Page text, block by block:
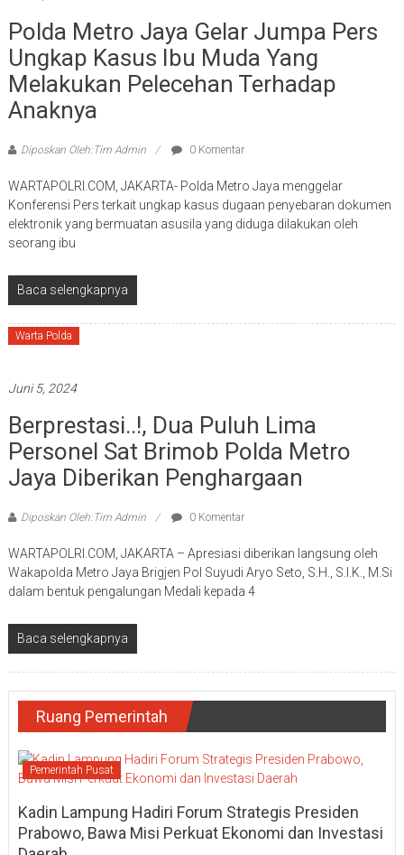
Polda Metro Jaya Gelar Jumpa Pers
Ungkap Kasus Ibu Muda Yang
Melakukan Pelecehan Terhadap
Anaknya
Diposkan Oleh:Tim Admin 0 Komentar
WARTAPOLRI.COM, JAKARTA- Polda Metro Jaya menggelar
Konferensi Pers terkait ungkap kasus dugaan penyebaran dokumen
elektronik yang bermuatan asusila yang diduga dilakukan oleh
seorang ibu
Baca selengkapnya
Warta Polda
Juni 5, 2024
Berprestasi..!, Dua Puluh Lima
Personel Sat Brimob Polda Metro
Jaya Diberikan Penghargaan
Diposkan Oleh:Tim Admin 0 Komentar
WARTAPOLRI.COM, JAKARTA – Apresiasi diberikan langsung oleh
Wakapolda Metro Jaya Brigjen Pol Suyudi Aryo Seto, S.H., S.I.K., M.Si
dalam bentuk pengalungan Medali kepada 4
Baca selengkapnya
Ruang Pemerintah
Pemerintah Pusat
Kadin Lampung Hadiri Forum Strategis Presiden
Prabowo, Bawa Misi Perkuat Ekonomi dan Investasi